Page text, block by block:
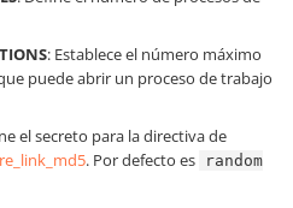
: Establece el número máximo
puede abrir un proceso de trabajo
el secreto para la directiva de
. Por defecto es
random